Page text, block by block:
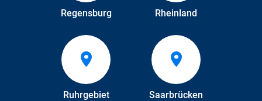
Regensburg Rheinland
Ruhrgebiet Saarbrücken